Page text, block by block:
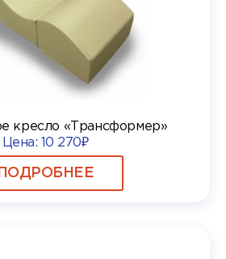
кресло «Трансформер»
Цена:
10 270₽
ПОДРОБНЕЕ